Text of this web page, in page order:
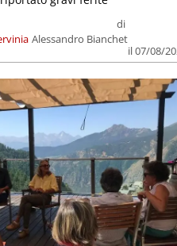
di
Alessandro Bianchet
il 07/08/